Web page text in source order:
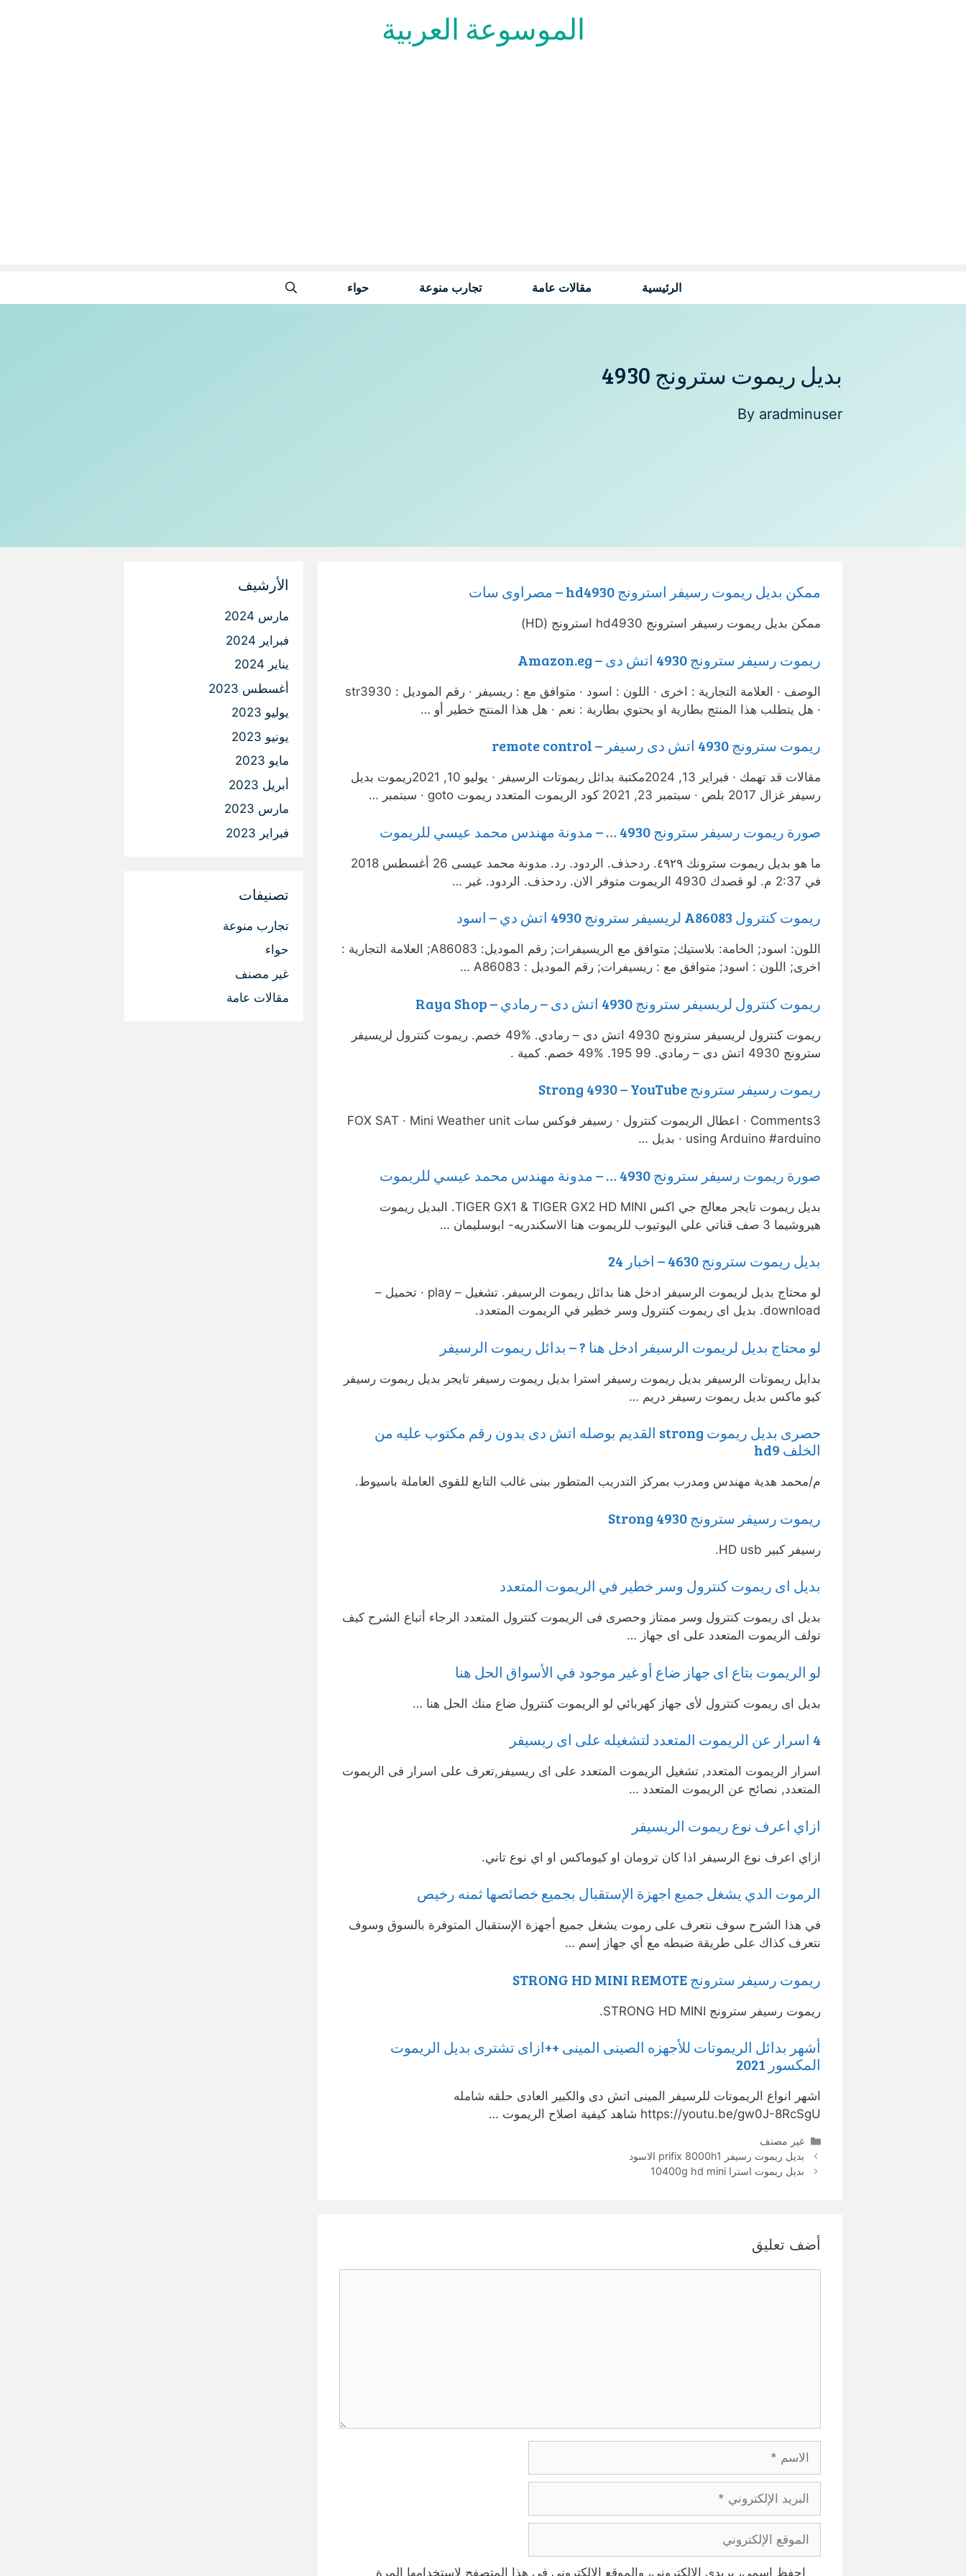
الموسوعة العربية
الرئيسية مقالات عامة تجارب منوعة حواء
بديل ريموت سترونج 4930
By aradminuser
ممكن بديل ريموت رسيفر استرونج hd4930 – مصراوى سات
ممكن بديل ريموت رسيفر استرونج hd4930 استرونج (HD)
ريموت رسيفر سترونج 4930 اتش دى – Amazon.eg
الوصف · العلامة التجارية : اخرى · اللون : اسود · متوافق مع : ريسيفر · رقم الموديل : str3930
· هل يتطلب هذا المنتج بطارية او يحتوي بطارية : نعم · هل هذا المنتج خطير أو …
ريموت سترونج 4930 اتش دى رسيفر – remote control
مقالات قد تهمك · فبراير 13, 2024مكتبة بدائل ريموتات الرسيفر · يوليو 10, 2021ريموت بديل
رسيفر غزال 2017 بلص · سبتمبر 23, 2021 كود الريموت المتعدد ريموت goto · سبتمبر …
صورة ريموت رسيفر سترونج 4930 … – مدونة مهندس محمد عيسي للريموت
ما هو بديل ريموت سترونك ٤٩٢٩. ردحذف. الردود. رد. مدونة محمد عيسى 26 أغسطس 2018
في 2:37 م. لو قصدك 4930 الريموت متوفر الان. ردحذف. الردود. غير …
ريموت كنترول A86083 لريسيفر سترونج 4930 اتش دي – اسود
اللون: اسود; الخامة: بلاستيك; متوافق مع الريسيفرات; رقم الموديل: A86083; العلامة التجارية :
اخرى; اللون : اسود; متوافق مع : ريسيفرات; رقم الموديل : A86083 …
ريموت كنترول لريسيفر سترونج 4930 اتش دى – رمادي – Raya Shop
ريموت كنترول لريسيفر سترونج 4930 اتش دى – رمادي. 49‎%‎ خصم. ريموت كنترول لريسيفر
سترونج 4930 اتش دى – رمادي. 99 195. 49‎%‎ خصم. كمية .
ريموت رسيفر سترونج Strong 4930 – YouTube
Comments3 · اعطال الريموت كنترول · رسيفر فوكس سات FOX SAT · Mini Weather unit
using Arduino #arduino · بديل …
صورة ريموت رسيفر سترونج 4930 … – مدونة مهندس محمد عيسي للريموت
بديل ريموت تايجر معالج جي اكس TIGER GX1 & TIGER GX2 HD MINI. البديل ريموت
هيروشيما 3 صف قناتي علي اليوتيوب للريموت هنا الاسكندريه- ابوسليمان …
بديل ريموت سترونج 4630 – اخبار 24
لو محتاج بديل لريموت الرسيفر ادخل هنا بدائل ريموت الرسيفر. تشغيل – play · تحميل –
download. بديل اى ريموت كنترول وسر خطير في الريموت المتعدد.
لو محتاج بديل لريموت الرسيفر ادخل هنا ? – بدائل ريموت الرسيفر
بدايل ريموتات الرسيفر بديل ريموت رسيفر استرا بديل ريموت رسيفر تايجر بديل ريموت رسيفر
كيو ماكس بديل ريموت رسيفر دريم …
حصرى بديل ريموت strong القديم بوصله اتش دى بدون رقم مكتوب عليه من
الخلف hd9
م/محمد هدية مهندس ومدرب بمركز التدريب المتطور ببنى غالب التابع للقوى العاملة باسيوط.
ريموت رسيفر سترونج Strong 4930
رسيفر كبير HD usb.
بديل اى ريموت كنترول وسر خطير في الريموت المتعدد
بديل اى ريموت كنترول وسر ممتاز وحصرى فى الريموت كنترول المتعدد الرجاء أتباع الشرح كيف
تولف الريموت المتعدد على اى جهاز …
لو الريموت بتاع اى جهاز ضاع أو غير موجود في الأسواق الحل هنا
بديل اى ريموت كنترول لأى جهاز كهربائي لو الريموت كنترول ضاع منك الحل هنا …
4 اسرار عن الريموت المتعدد لتشغيله على اى ريسيفر
اسرار الريموت المتعدد, تشغيل الريموت المتعدد على اى ريسيفر,تعرف على اسرار فى الريموت
المتعدد, نصائح عن الريموت المتعدد …
ازاي اعرف نوع ريموت الريسيفر
ازاي اعرف نوع الرسيفر اذا كان ترومان او كيوماكس او اي نوع تاني.
الرموت الدي يشغل جميع اجهزة الإستقبال بجميع خصائصها ثمنه رخيص
في هذا الشرح سوف نتعرف على رموت يشغل جميع أجهزة الإستقبال المتوفرة بالسوق وسوف
نتعرف كذاك على طريقة ضبطه مع أي جهاز إسم …
ريموت رسيفر سترونج STRONG HD MINI REMOTE
ريموت رسيفر سترونج STRONG HD MINI.
أشهر بدائل الريموتات للأجهزه الصينى المينى ++ازاى تشترى بديل الريموت
المكسور 2021
اشهر انواع الريموتات للرسيفر المينى اتش دى والكبير العادى حلقه شامله
https://youtu.be/gw0J-8RcSgU شاهد كيفية اصلاح الريموت …
التصنيفات
غير مصنف
بديل ريموت رسيفر prifix 8000h1 الاسود
بديل ريموت استرا 10400g hd mini
أضف تعليق
الاسم
البريد
الإلكتروني
الموقع
الإلكتروني
احفظ اسمي، بريدي الإلكتروني، والموقع الإلكتروني في هذا المتصفح لاستخدامها المرة
الأرشيف
مارس 2024
فبراير 2024
يناير 2024
أغسطس 2023
يوليو 2023
يونيو 2023
مايو 2023
أبريل 2023
مارس 2023
فبراير 2023
تصنيفات
تجارب منوعة
حواء
غير مصنف
مقالات عامة